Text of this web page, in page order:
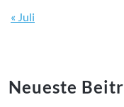
« Juli
Neueste